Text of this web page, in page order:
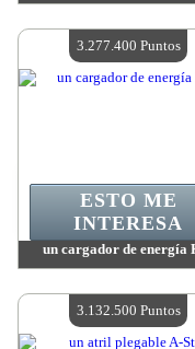
Cantidad disponible:
un cargador de energía
Cantidad disponible:
ESTO ME
INTERESA
3.277.400 Puntos
3.132.500 Puntos